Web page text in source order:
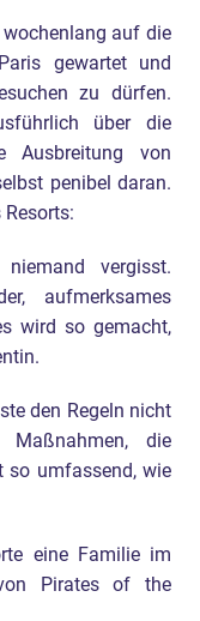
auf die
gewartet und
zu dürfen.
über die
Ausbreitung von
penibel daran.
vergisst.
aufmerksames
wird so gemacht,
den Regeln nicht
die
so umfassend, wie
eine Familie im
von Pirates of the